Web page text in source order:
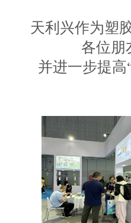
天利兴作为塑
各位朋
并进一步提